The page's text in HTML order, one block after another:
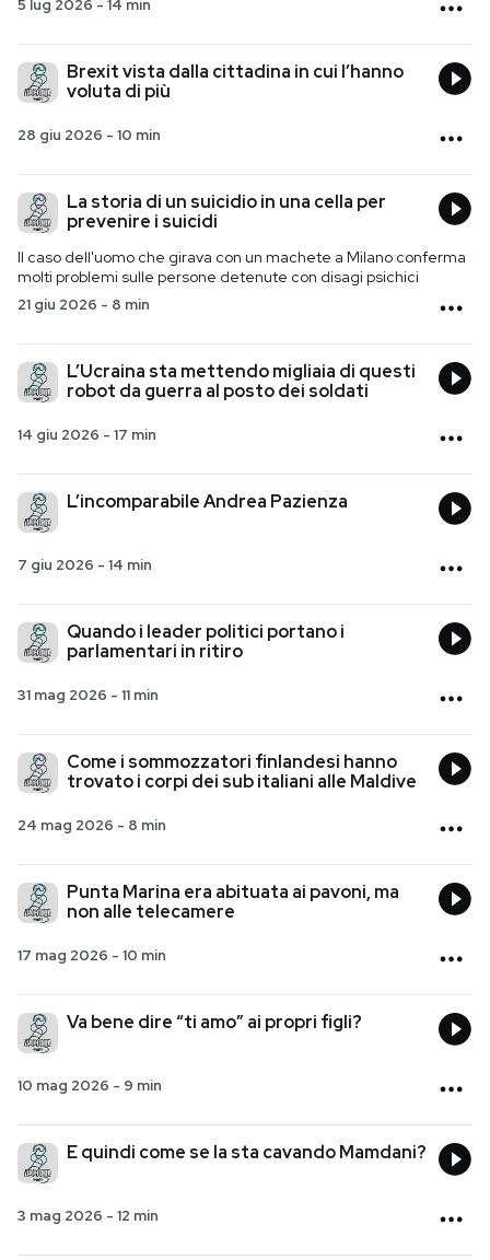
5 lug 2026 - 14 min
Brexit vista dalla cittadina in cui l’hanno
voluta di più
28 giu 2026 - 10 min
La storia di un suicidio in una cella per
prevenire i suicidi
Il caso dell'uomo che girava con un machete a Milano conferma
molti problemi sulle persone detenute con disagi psichici
21 giu 2026 - 8 min
L’Ucraina sta mettendo migliaia di questi
robot da guerra al posto dei soldati
14 giu 2026 - 17 min
L’incomparabile Andrea Pazienza
7 giu 2026 - 14 min
Quando i leader politici portano i
parlamentari in ritiro
31 mag 2026 - 11 min
Come i sommozzatori finlandesi hanno
trovato i corpi dei sub italiani alle Maldive
24 mag 2026 - 8 min
Punta Marina era abituata ai pavoni, ma
non alle telecamere
17 mag 2026 - 10 min
Va bene dire “ti amo” ai propri figli?
10 mag 2026 - 9 min
E quindi come se la sta cavando Mamdani?
3 mag 2026 - 12 min